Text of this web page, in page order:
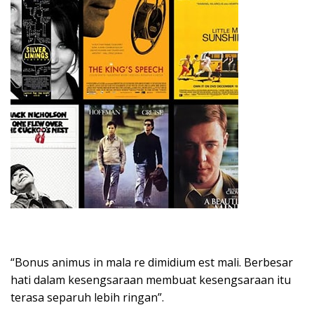
“Bonus animus in mala re dimidium est mali. Berbesar
hati dalam kesengsaraan membuat kesengsaraan itu
terasa separuh lebih ringan”.